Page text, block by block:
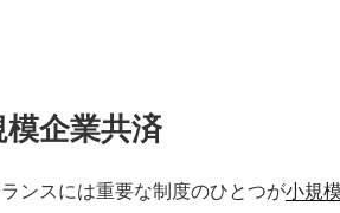
企業共済
ンスには重要な制度のひとつが小規